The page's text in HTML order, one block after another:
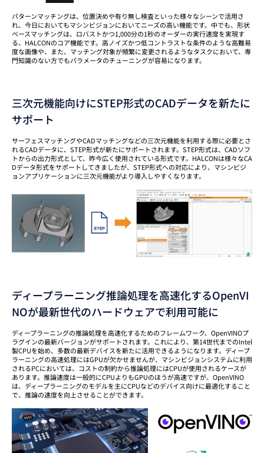
パターンマッチングは、位置決めや有り無し検査といった様々なシーンで活用さ
れ、今日においてもマシンビジョンにおいてニーズの高い機能です。中でも、形状
ベースマッチングは、ロバストかつ1,000分の1秒のオーダーの実行速度を実現す
る、HALCONのコア機能です。高ノイズかつ低コントラストな条件のような高難易
度な画像や、また、マッチング対象が頻繁に変更されるようなタスクにおいて、専
門知識のない方でもパラメータのチューニングが容易になります。
三次元機能向けにSTEP形式のCADデータを新たに
サポート
サーフェスマッチングやCADマッチングなどの三次元機能を利用する際に必要とさ
れるCADデータに、STEP形式が新たにサポートされます。STEP形式は、CADソフ
トからの出力形式として、昨今広く使用されている形式です。HALCONは様々なCA
Dデータ形式をサポートしてきましたが、STEP形式への対応により、マシンビジ
ョンアプリケーションに三次元機能がより導入しやすくなります。
ディープラーニング推論処理を高速化するOpenVI
NOが最新世代のハードウェアで利用可能に
ディープラーニングの推論処理を高速化するためのフレームワーク、OpenVINOプ
ラグインの最新バージョンがサポートされます。これにより、第14世代までのIntel
製CPUを始め、多数の最新デバイスを新たに活用できるようになります。ディープ
ラーニングの高速処理にはGPUが欠かせませんが、マシンビジョンシステムに利用
されるPCにおいては、コストの制約から推論処理にはCPUが使用されるケースが
あります。推論速度は一般的にCPUよりもGPUのほうが高速ですが、OpenVINO
は、ディープラーニングのモデルを主にCPUなどのデバイス向けに最適化すること
で、推論の速度を向上させることができます。